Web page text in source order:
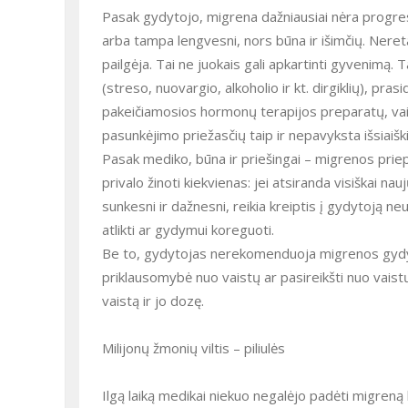
Pasak gydytojo, migrena dažniausiai nėra
arba tampa lengvesni, nors būna ir išimčių.
pailgėja. Tai ne juokais gali apkartinti gyvenimą.
(streso, nuovargio, alkoholio ir kt. dirgiklių),
pakeičiamosios hormonų terapijos preparatų,
pasunkėjimo priežasčių taip ir nepavyksta
Pasak mediko, būna ir priešingai – migrenos
privalo žinoti kiekvienas: jei atsiranda visiškai
sunkesni ir dažnesni, reikia kreiptis į gydytoją
atlikti ar gydymui koreguoti.
Be to, gydytojas nerekomenduoja migrenos
priklausomybė nuo vaistų ar pasireikšti nuo
vaistą ir jo dozę.
Milijonų žmonių viltis – piliulės
Ilgą laiką medikai niekuo negalėjo padėti